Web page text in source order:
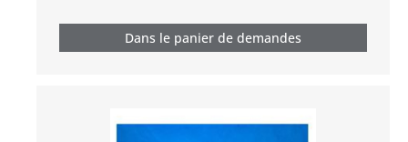
Dans le panier de demandes